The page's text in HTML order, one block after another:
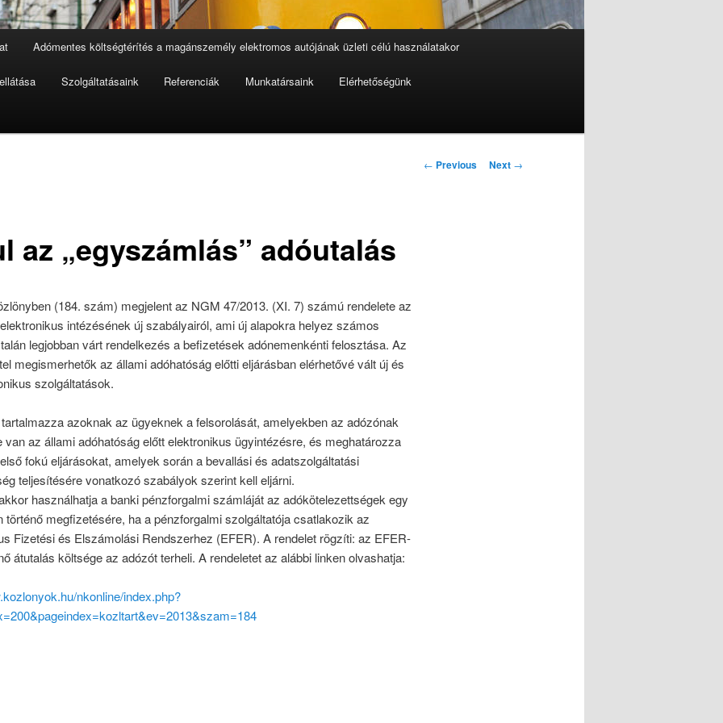
Adómentes költségtérítés a magánszemély elektromos autójának üzleti célú használatakor
Szolgáltatásaink Referenciák Munkatársaink Elérhetőségünk
Post
← Previous Next →
az „egyszámlás” adóutalás
(184. szám) megjelent az NGM 47/2013. (XI. 7) számú rendelete az
intézésének új szabályairól, ami új alapokra helyez számos
legjobban várt rendelkezés a befizetések adónemenkénti felosztása. Az
megismerhetők az állami adóhatóság előtti eljárásban elérhetővé vált új és
szolgáltatások.
azoknak az ügyeknek a felsorolását, amelyekben az adózónak
van az állami adóhatóság előtt elektronikus ügyintézésre, és meghatározza
fokú eljárásokat, amelyek során a bevallási és adatszolgáltatási
teljesítésére vonatkozó szabályok szerint kell eljárni.
használhatja a banki pénzforgalmi számláját az adókötelezettségek egy
történő megfizetésére, ha a pénzforgalmi szolgáltatója csatlakozik az
Fizetési és Elszámolási Rendszerhez (EFER). A rendelet rögzíti: az EFER-
átutalás költsége az adózót terheli. A rendeletet az alábbi linken olvashatja:
nkonline/index.php?